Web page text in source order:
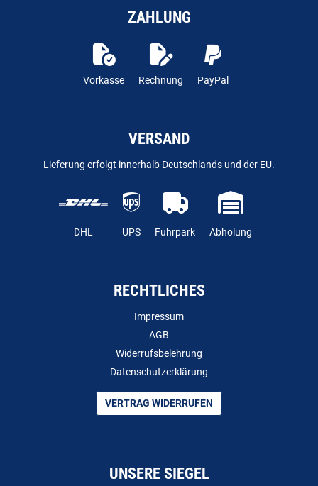
ZAHLUNG
Vorkasse Rechnung PayPal
VERSAND
Lieferung erfolgt innerhalb Deutschlands und der EU.
DHL UPS Fuhrpark Abholung
RECHTLICHES
Impressum
AGB
Widerrufsbelehrung
Datenschutzerklärung
VERTRAG WIDERRUFEN
UNSERE SIEGEL